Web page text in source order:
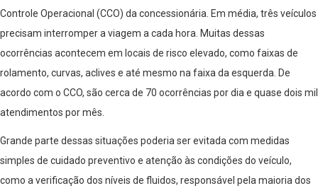
Controle Operacional (CCO) da concessionária. Em média, três veículos
precisam interromper a viagem a cada hora. Muitas dessas
ocorrências acontecem em locais de risco elevado, como faixas de
rolamento, curvas, aclives e até mesmo na faixa da esquerda. De
acordo com o CCO, são cerca de 70 ocorrências por dia e quase dois mil
atendimentos por mês.
Grande parte dessas situações poderia ser evitada com medidas
simples de cuidado preventivo e atenção às condições do veículo,
como a verificação dos níveis de fluidos, responsável pela maioria dos